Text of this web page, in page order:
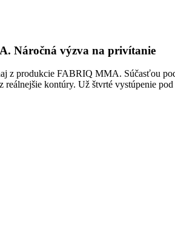
Náročná výzva na privítanie
z produkcie FABRIQ MMA. Súčasťou
reálnejšie kontúry. Už štvrté